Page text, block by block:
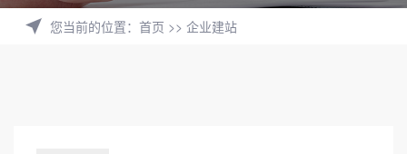
您当前的位置： 首页 >> 企业建站